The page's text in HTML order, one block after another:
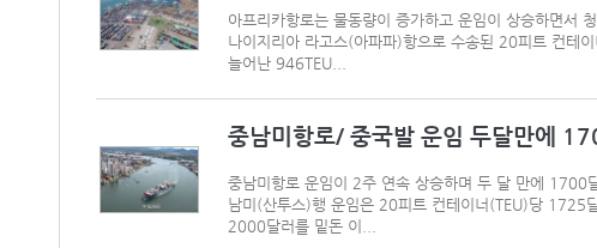
아프리카항로는 물동량이 증가하고 운임이 상승하면서
나이지리아 라고스(아파파)항으로 수송된 20피트 컨
늘어난 946TEU...
중남미항로/ 중국발 운임 두달만에
중남미항로 운임이 2주 연속 상승하며 두 달 만에 1700
남미(산투스)행 운임은 20피트 컨테이너(TEU)당
2000달러를 밑돈 이...